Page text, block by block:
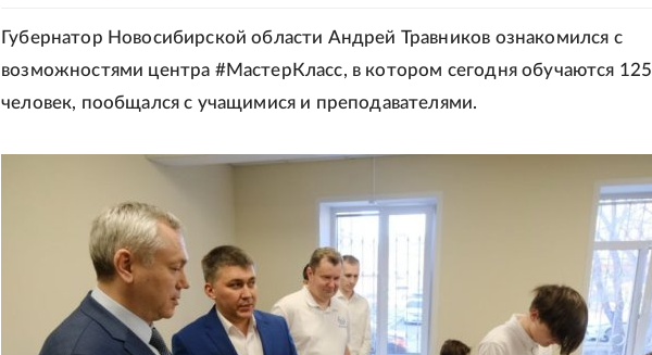
Губернатор Новосибирской области Андрей Травников ознакомился с
возможностями центра #МастерКласс, в котором сегодня обучаются 125
человек, пообщался с учащимися и преподавателями.